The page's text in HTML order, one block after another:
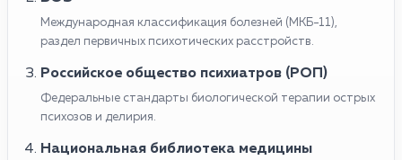
Международная классификация болезней (МКБ-11),
раздел первичных психотических расстройств.
Российское общество психиатров (РОП)
Федеральные стандарты биологической терапии острых
психозов и делирия.
Национальная библиотека медицины